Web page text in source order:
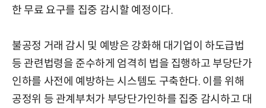
한 무료 요구를 집중 감시할 예정이다.
불공정 거래 감시 및 예방은 강화해 대기업이 하도급법
등 관련법령을 준수하게 엄격히 법을 집행하고 부당단가
인하를 사전에 예방하는 시스템도 구축한다. 이를 위해
공정위 등 관계부처가 부당단가인하를 집중 감시하고 대